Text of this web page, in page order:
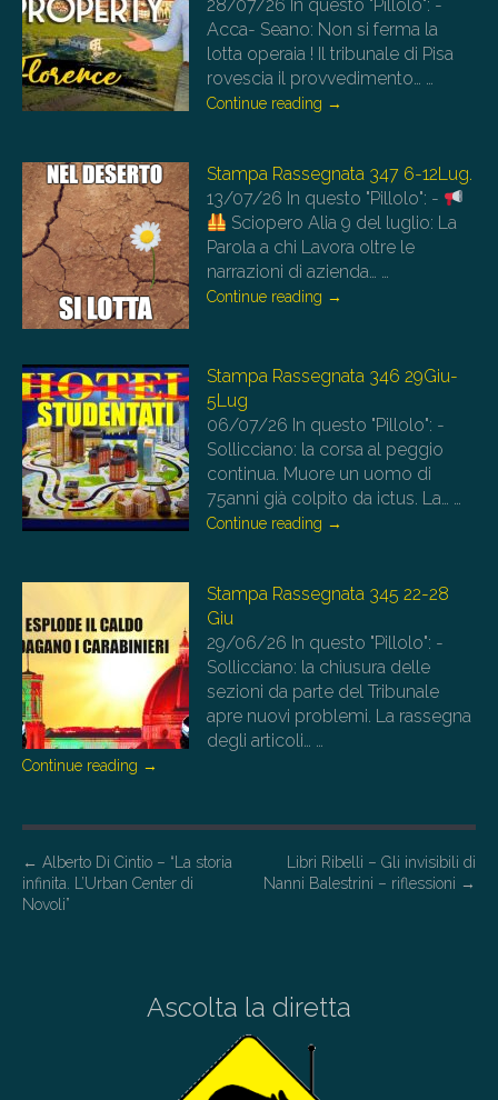
28/07/26 In questo "Pillolo": -
Acca- Seano: Non si ferma la
lotta operaia ! Il tribunale di Pisa
rovescia il provvedimento… …
Continue reading →
Stampa Rassegnata 347 6-12Lug.
13/07/26 In questo "Pillolo": -
Sciopero Alia 9 del luglio: La
Parola a chi Lavora oltre le
narrazioni di azienda… …
Continue reading →
Stampa Rassegnata 346 29Giu-
5Lug
06/07/26 In questo "Pillolo": -
Sollicciano: la corsa al peggio
continua. Muore un uomo di
75anni già colpito da ictus. La… …
Continue reading →
Stampa Rassegnata 345 22-28
Giu
29/06/26 In questo "Pillolo": -
Sollicciano: la chiusura delle
sezioni da parte del Tribunale
apre nuovi problemi. La rassegna
degli articoli… …
Continue reading →
P
o
← Alberto Di Cintio – “La storia
infinita. L’Urban Center di
Novoli”
Libri Ribelli – Gli invisibili di
Nanni Balestrini – riflessioni →
Ascolta la diretta